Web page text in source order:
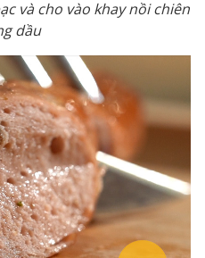
và cho vào khay nồi chiên
dầu